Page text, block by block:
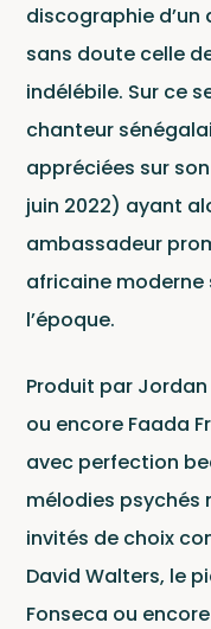
discographie
sans doute celle
indélébile. Sur ce
chanteur
appréciées sur
juin 2022) ayant
ambassadeur
africaine moderne
l’époque.
Produit par
ou encore Faada
avec perfection
mélodies psychés
invités de choix
David Walters, le
Fonseca ou
Ce site est protégé
Politique de
Conditions